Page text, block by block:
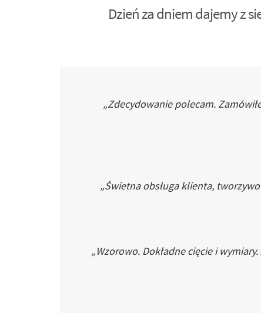
Dzień za dniem dajemy z
„Zdecydowanie polecam.
„Świetna obsługa klienta,
„Wzorowo. Dokładne cięcie i